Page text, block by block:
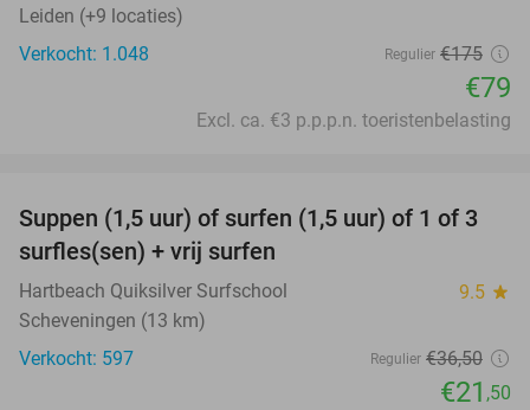
Leiden (+9 locaties)
Verkocht: 1.048
Regulier €175
€79
Excl. ca. €3 p.p.p.n. toeristenbelasting
41%
Suppen (1,5 uur) of surfen (1,5 uur) of 1 of 3
surfles(sen) + vrij surfen
Hartbeach Quiksilver Surfschool 9.5 star
Scheveningen (13 km)
Verkocht: 597
Regulier €36,50
€21 ,50